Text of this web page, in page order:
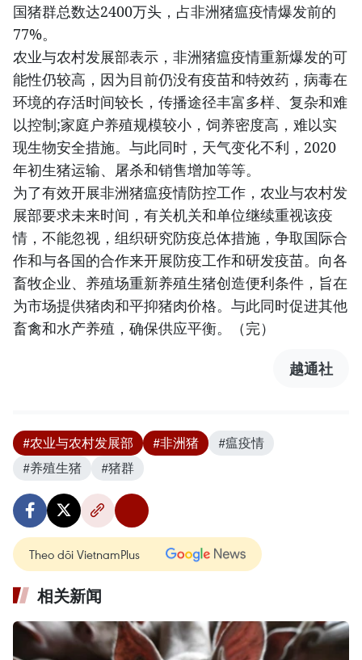
国猪群总数达2400万头，占非洲猪瘟疫情爆发前的
77%。
农业与农村发展部表示，非洲猪瘟疫情重新爆发的可
能性仍较高，因为目前仍没有疫苗和特效药，病毒在
环境的存活时间较长，传播途径丰富多样、复杂和难
以控制;家庭户养殖规模较小，饲养密度高，难以实
现生物安全措施。与此同时，天气变化不利，2020
年初生猪运输、屠杀和销售增加等等。
为了有效开展非洲猪瘟疫情防控工作，农业与农村发
展部要求未来时间，有关机关和单位继续重视该疫
情，不能忽视，组织研究防疫总体措施，争取国际合
作和与各国的合作来开展防疫工作和研发疫苗。向各
畜牧企业、养殖场重新养殖生猪创造便利条件，旨在
为市场提供猪肉和平抑猪肉价格。与此同时促进其他
畜禽和水产养殖，确保供应平衡。（完）
越通社
#农业与农村发展部 #非洲猪
#瘟疫情
#养殖生猪
#猪群
Theo dõi VietnamPlus
相关新闻